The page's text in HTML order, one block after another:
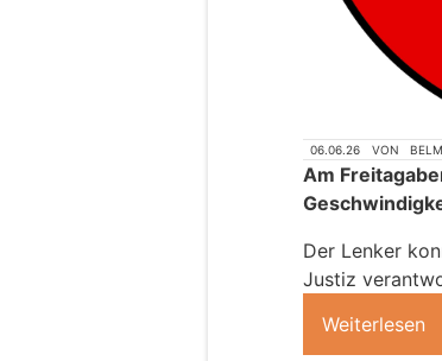
06.06.26 VON
Am
Der Lenker
Justiz
Weiterlesen